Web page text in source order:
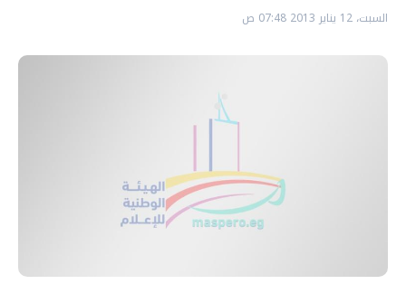
السبت، 12 يناير 2013 07:48 ص